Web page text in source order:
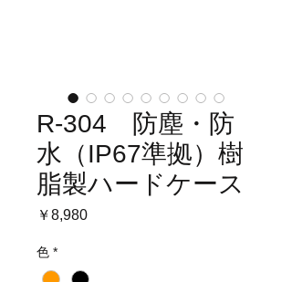
R-304 防塵・防
水（IP67準拠）樹
脂製ハードケース
￥8,980価
色 *